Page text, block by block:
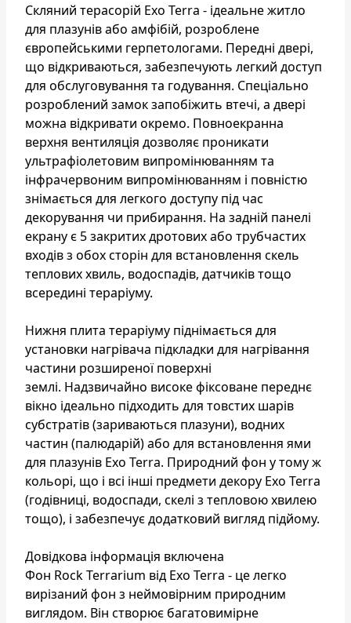
Скляний терасорій Exo Terra - ідеальне житло
для плазунів або амфібій, розроблене
європейськими герпетологами. Передні двері,
що відкриваються, забезпечують легкий доступ
для обслуговування та годування. Спеціально
розроблений замок запобіжить втечі, а двері
можна відкривати окремо. Повноекранна
верхня вентиляція дозволяє проникати
ультрафіолетовим випромінюванням та
інфрачервоним випромінюванням і повністю
знімається для легкого доступу під час
декорування чи прибирання. На задній панелі
екрану є 5 закритих дротових або трубчастих
входів з обох сторін для встановлення скель
теплових хвиль, водоспадів, датчиків тощо
всередині тераріуму.
Нижня плита тераріуму піднімається для
установки нагрівача підкладки для нагрівання
частини розширеної поверхні
землі. Надзвичайно високе фіксоване переднє
вікно ідеально підходить для товстих шарів
субстратів (зариваються плазуни), водних
частин (палюдарій) або для встановлення ями
для плазунів Exo Terra. Природний фон у тому ж
кольорі, що і всі інші предмети декору Exo Terra
(годівниці, водоспади, скелі з тепловою хвилею
тощо), і забезпечує додатковий вигляд підйому.
Довідкова інформація включена
Фон Rock Terrarium від Exo Terra - це легко
вирізаний фон з неймовірним природним
виглядом. Він створює багатовимірне